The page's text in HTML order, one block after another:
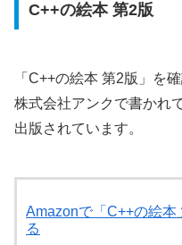
C++の絵本 第2版
「C++の絵本 第2版」を
株式会社アンクで書かれ
出版されています。
Amazonで「C++の絵本
る